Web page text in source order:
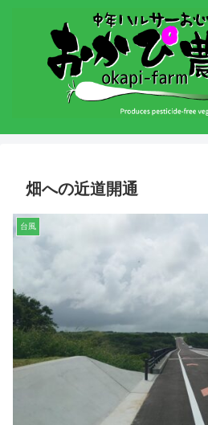
畑への近道開通
台風